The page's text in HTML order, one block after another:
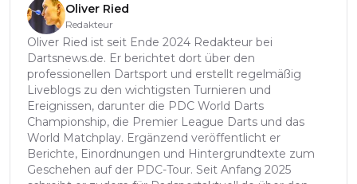
Oliver Ried
Redakteur
Oliver Ried ist seit Ende 2024 Redakteur bei
Dartsnews.de. Er berichtet dort über den
professionellen Dartsport und erstellt regelmäßig
Liveblogs zu den wichtigsten Turnieren und
Ereignissen, darunter die PDC World Darts
Championship, die Premier League Darts und das
World Matchplay. Ergänzend veröffentlicht er
Berichte, Einordnungen und Hintergrundtexte zum
Geschehen auf der PDC-Tour. Seit Anfang 2025